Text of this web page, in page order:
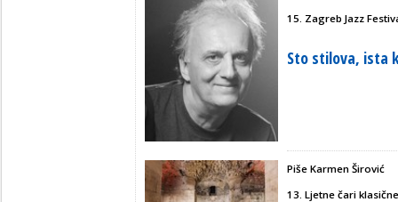
15. Zagreb Jazz
Sto stilova, ista
Piše Karmen Širović
13. Ljetne čari